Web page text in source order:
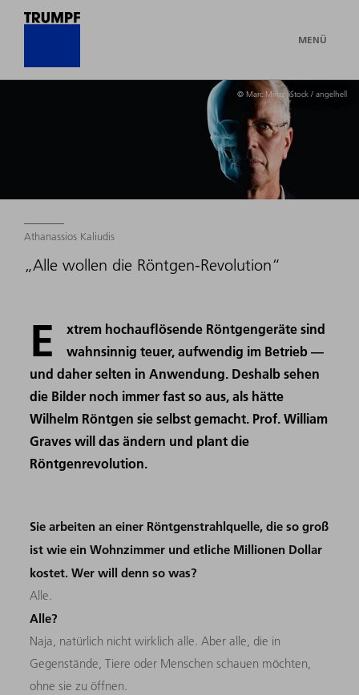
MENÜ
© Marc Mintz |iStock / angelhell
Athanassios Kaliudis
„Alle wollen die Röntgen-Revolution“
E
xtrem hochauflösende Röntgengeräte sind
wahnsinnig teuer, aufwendig im Betrieb —
und daher selten in Anwendung. Deshalb sehen
die Bilder noch immer fast so aus, als hätte
Wilhelm Röntgen sie selbst gemacht. Prof. William
Graves will das ändern und plant die
Röntgenrevolution.
Sie arbeiten an einer Röntgenstrahlquelle, die so groß
ist wie ein Wohnzimmer und etliche Millionen Dollar
kostet. Wer will denn so was?
Alle.
Alle?
Naja, natürlich nicht wirklich alle. Aber alle, die in
Gegenstände, Tiere oder Menschen schauen möchten,
ohne sie zu öffnen.